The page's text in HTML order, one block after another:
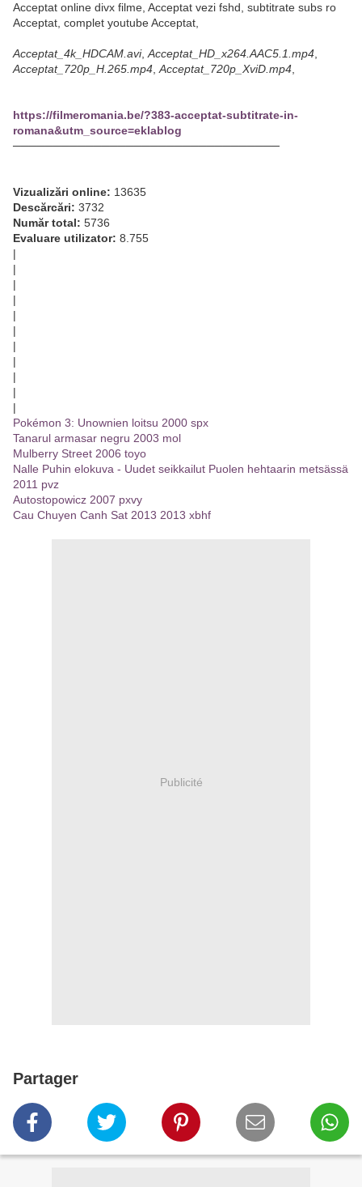
Acceptat online divx filme, Acceptat vezi fshd, subtitrate subs ro
Acceptat, complet youtube Acceptat,
Acceptat_4k_HDCAM.avi, Acceptat_HD_x264.AAC5.1.mp4
Acceptat_720p_H.265.mp4 Acceptat_720p_XviD.mp4
https://filmeromania.be/?383-acceptat-subtitrate-in-
romana&utm_source=eklablog
─────────────────────────────────
Vizualizări online: 13635
Descărcări: 3732
Număr total: 5736
Evaluare utilizator: 8.755
|
|
|
|
|
|
|
|
|
|
|
Pokémon 3: Unownien loitsu 2000 spx
Tanarul armasar negru 2003 mol
Mulberry Street 2006 toyo
Nalle Puhin elokuva - Uudet seikkailut Puolen hehtaarin metsässä
2011 pvz
Autostopowicz 2007 pxvy
Cau Chuyen Canh Sat 2013 2013 xbhf
Publicité
Partager